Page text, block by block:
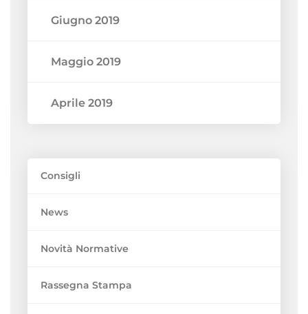
Giugno 2019
Maggio 2019
Aprile 2019
Consigli
News
Novità Normative
Rassegna Stampa